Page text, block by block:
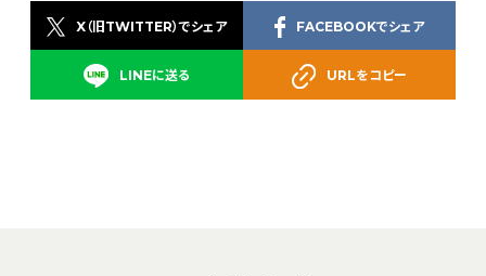
X（旧TWITTER）でシェア
LINEに送る
FACEBOOKでシェア
URLをコピー